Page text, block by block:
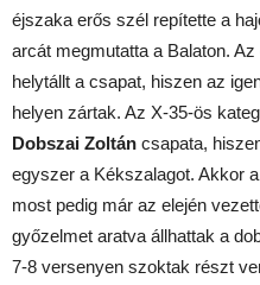
éjszaka erős szél repítette a
arcát megmutatta a Balaton.
helytállt a csapat, hiszen az
helyen zártak. Az X-35-ös
Dobszai Zoltán csapata,
egyszer a Kékszalagot. Akkor
most pedig már az elején
győzelmet aratva állhattak a
7-8 versenyen szoktak részt